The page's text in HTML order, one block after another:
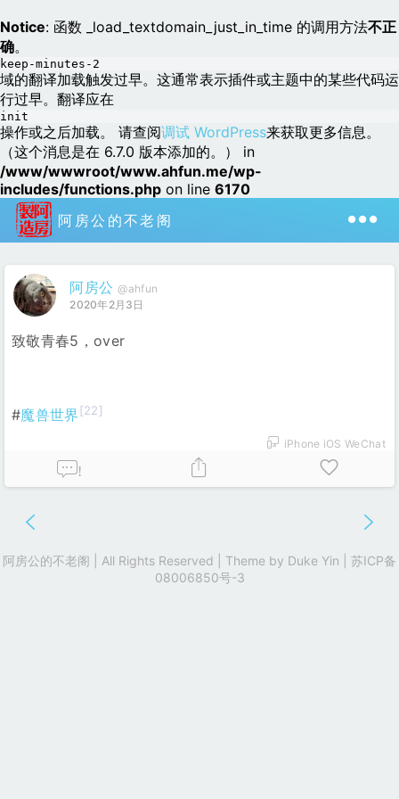
Notice: 函数 _load_textdomain_just_in_time 的调用方法不正
确。
keep-minutes-2
域的翻译加载触发过早。这通常表示插件或主题中的某些代码运
行过早。翻译应在
init
操作或之后加载。 请查阅调试 WordPress来获取更多信息。
（这个消息是在 6.7.0 版本添加的。） in
/www/wwwroot/www.ahfun.me/wp-
includes/functions.php on line 6170
阿房公的不老阁
阿房公 @ahfun
2020年2月3日
致敬青春5，over
#魔兽世界 [22]
iPhone iOS WeChat
!
阿房公的不老阁 | All Rights Reserved | Theme by Duke Yin
苏ICP备
08006850号-3